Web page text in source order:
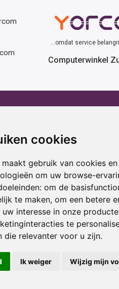
cookies
gebruik van cookies
om uw browse-
om de
te maken, om een betere
uw interesse in onze
te
die relevanter voor u zijn.
Ik weiger Wijzig mijn
...omdat service
Computerwinkel
huren
huren
huren
huren
huren
Cadeau
Print
Acties
btw.